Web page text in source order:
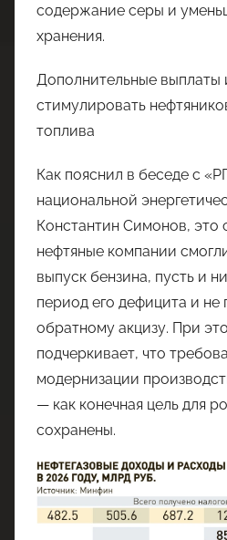
содержание серы и
хранения.
Дополнительные
стимулировать
топлива
Как пояснил в беседе с
национальной
Константин Симонов, это
нефтяные компании
выпуск бензина, пусть и
период его дефицита и не
обратному акцизу. При
подчеркивает, что
модернизации
— как конечная цель для
сохранены.